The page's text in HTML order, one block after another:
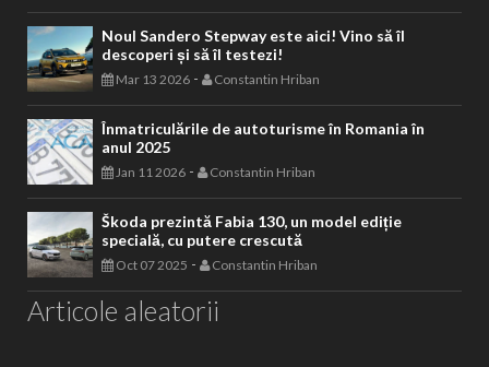
Noul Sandero Stepway este aici! Vino să îl
descoperi și să îl testezi!
Mar 13 2026 - Constantin Hriban
Înmatriculările de autoturisme în Romania în
anul 2025
Jan 11 2026 - Constantin Hriban
Škoda prezintă Fabia 130, un model ediție
specială, cu putere crescută
Oct 07 2025 - Constantin Hriban
Articole aleatorii